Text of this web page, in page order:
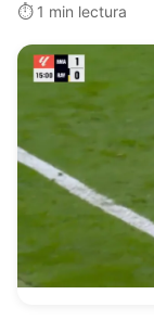
⏱️ 1 min lectura